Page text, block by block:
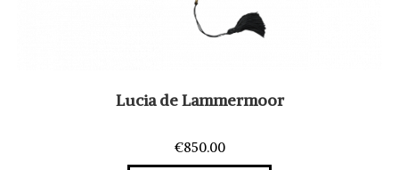
Lucia de Lammermoor
€850.00